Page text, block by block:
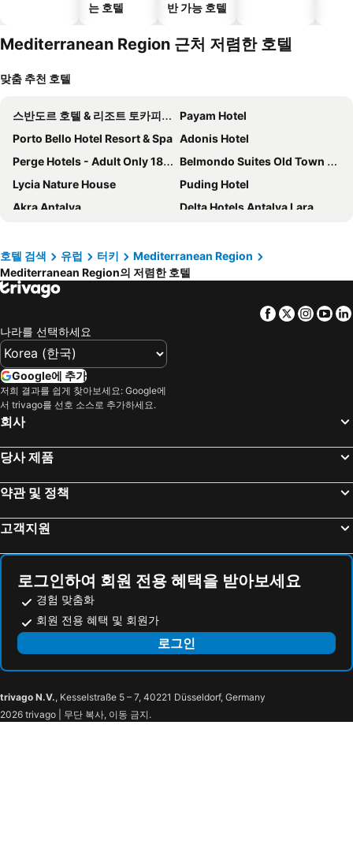
는 호텔
반 가능 호텔
Mediterranean Region 근처 저렴한 호텔
맞춤 추천 호텔
스반도르 호텔 & 리조트 토카피 팰리스 - 올 인클루시브
Payam Hotel
Porto Bello Hotel Resort & Spa Adonis Hotel
Perge Hotels - Adult Only 18 plus
Belmondo Suites Old Town Antalya
Lycia Nature House
Puding Hotel
Akra Antalya
Delta Hotels Antalya Lara
Sky Kamer Hotel Antalya
도간 호텔 바이 프라나 호텔 & 리조트
Surmeli Adana Hotel
Qinn Hotel
라마다 플라자 안탈리아
Adalya Port Hotel
RuinAdalia Hotel
Davidson Boutique Hotel
Luna Hotel Kas
Lara Barut Collection - Ultra All Inclusive
Dekatria Rooms & Aparts
Luff Suites
클럽 호텔 세라 - 올 인클루시브
Lupo Libero Hotel & Spa
Mediterra Art Hotel
보이지 벨레크 골프 & 스파 - 올 인클루시브
이비스 아다나
Transatlantik Hotel & Spa - Ultra All Inclusive
The X Belek
Hotel Sonne - Adults Only
아스카 라라 리조트 & 스파
드림월드 힐 - 올 인클루시브
호텔 검색 유럽 터키
Mediterranean Region
Mediterranean Region의 저렴한 호텔
Facebook
Twitter
나라를 선택하세요
Google에 추가
저희 결과를 쉽게 찾아보세요: Google에
서 trivago를 선호 소스로 추가하세요.
회사
당사 제품
약관 및 정책
고객지원
로그인하여 회원 전용 혜택을 받아보세요
경험 맞춤화
회원 전용 혜택 및 회원가
로그인
trivago N.V., Kesselstraße 5 – 7, 40221 Düsseldorf, Germany
2026 trivago | 무단 복사, 이동 금지.